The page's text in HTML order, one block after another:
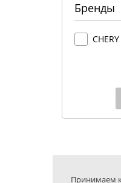
Бренды
CHERY
Принимаем